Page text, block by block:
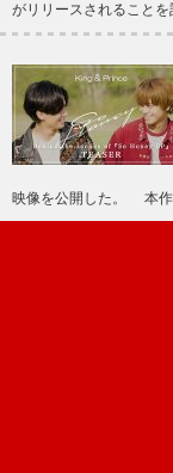
がリリースされること
映像を公開した。 本作